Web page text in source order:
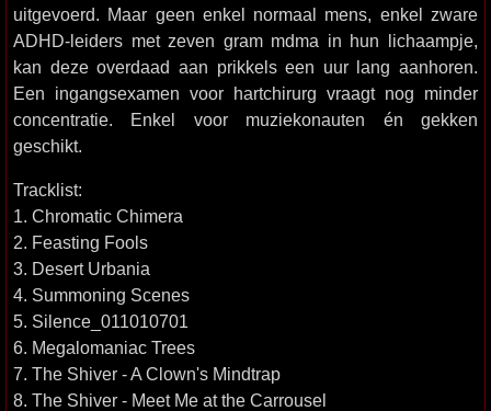
uitgevoerd. Maar geen enkel normaal mens, enkel zware
ADHD-leiders met zeven gram mdma in hun lichaampje,
kan deze overdaad aan prikkels een uur lang aanhoren.
Een ingangsexamen voor hartchirurg vraagt nog minder
concentratie. Enkel voor muziekonauten én gekken
geschikt.
Tracklist:
1. Chromatic Chimera
2. Feasting Fools
3. Desert Urbania
4. Summoning Scenes
5. Silence_011010701
6. Megalomaniac Trees
7. The Shiver - A Clown's Mindtrap
8. The Shiver - Meet Me at the Carrousel